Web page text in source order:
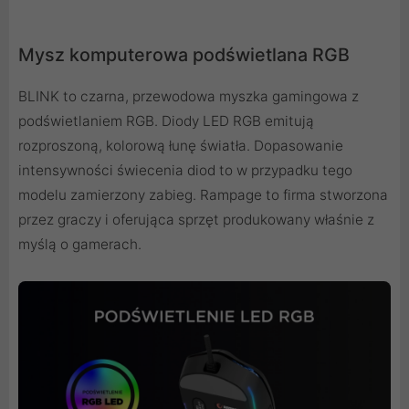
Mysz komputerowa podświetlana RGB
BLINK to czarna, przewodowa myszka gamingowa z
podświetlaniem RGB. Diody LED RGB emitują
rozproszoną, kolorową łunę światła. Dopasowanie
intensywności świecenia diod to w przypadku tego
modelu zamierzony zabieg. Rampage to firma stworzona
przez graczy i oferująca sprzęt produkowany właśnie z
myślą o gamerach.